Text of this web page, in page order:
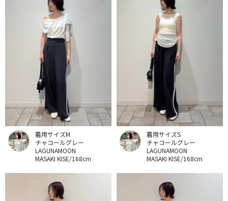
着用サイズM
チャコールグレー
LAGUNAMOON
MASAKI KISE/168cm
着用サイズS
チャコールグレー
LAGUNAMOON
MASAKI KISE/168cm